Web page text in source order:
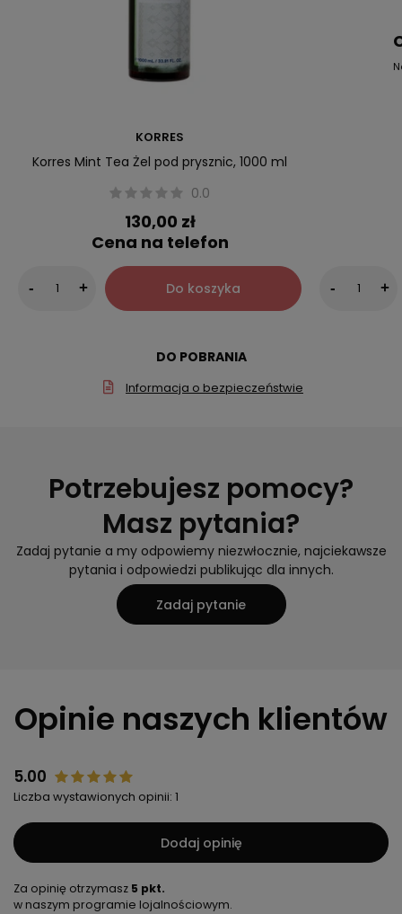
KORRES
Korres Mint Tea Żel pod prysznic, 1000 ml
0.0
130,00 zł
Cena na telefon
- + Do koszyka - +
DO POBRANIA
Informacja o bezpieczeństwie
Potrzebujesz pomocy?
Masz pytania?
Zadaj pytanie a my odpowiemy niezwłocznie, najciekawsze
pytania i odpowiedzi publikując dla innych.
Zadaj pytanie
Opinie naszych klientów
5.00
Liczba wystawionych opinii: 1
Dodaj opinię
Za opinię otrzymasz 5 pkt.
w naszym programie lojalnościowym.